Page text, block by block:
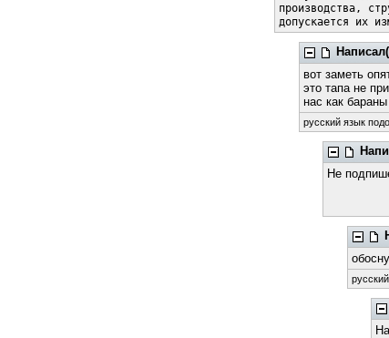
производства,
допускается их
вот заметь
это тапа не
нас как
русский язык
Не